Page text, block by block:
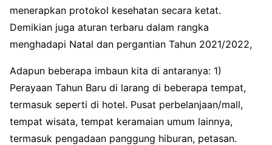
menerapkan protokol kesehatan secara ketat.
Demikian juga aturan terbaru dalam rangka
menghadapi Natal dan pergantian Tahun 2021/2022,
Adapun beberapa imbaun kita di antaranya: 1)
Perayaan Tahun Baru di larang di beberapa tempat,
termasuk seperti di hotel. Pusat perbelanjaan/mall,
tempat wisata, tempat keramaian umum lainnya,
termasuk pengadaan panggung hiburan, petasan.